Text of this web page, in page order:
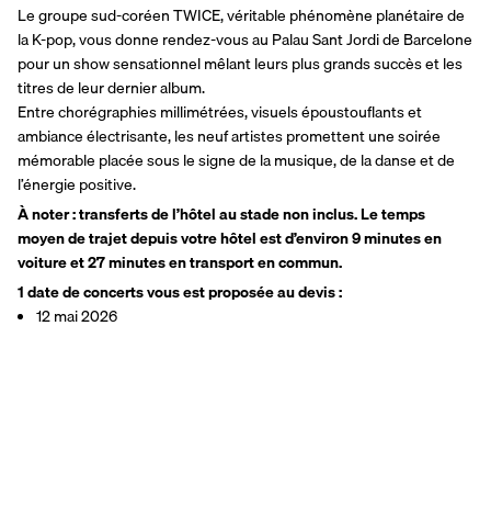
Le groupe sud-coréen TWICE, véritable phénomène planétaire de
la K-pop, vous donne rendez-vous au Palau Sant Jordi de Barcelone
pour un show sensationnel mêlant leurs plus grands succès et les
titres de leur dernier album.
Entre chorégraphies millimétrées, visuels époustouflants et
ambiance électrisante, les neuf artistes promettent une soirée
mémorable placée sous le signe de la musique, de la danse et de
l’énergie positive.
À noter : transferts de l’hôtel au stade non inclus. Le temps
moyen de trajet depuis votre hôtel est d’environ 9 minutes en
voiture et 27 minutes en transport en commun.
1 date de concerts vous est proposée au devis :
12 mai 2026